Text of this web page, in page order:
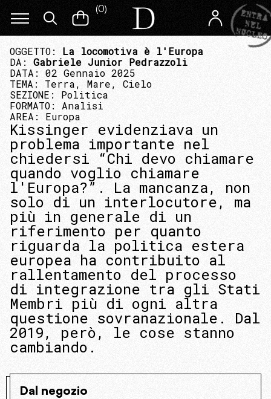
(0)
OGGETTO: La locomotiva è l'Europa
DA: Gabriele Junior Pedrazzoli
DATA: 02 Gennaio 2025
TEMA: Terra, Mare, Cielo
SEZIONE: Politica
FORMATO: Analisi
AREA: Europa
Kissinger evidenziava un
problema importante nel
chiedersi “Chi devo chiamare
quando voglio chiamare
l'Europa?”. La mancanza, non
solo di un interlocutore, ma
più in generale di un
riferimento per quanto
riguarda la politica estera
europea ha contribuito al
rallentamento del processo
di integrazione tra gli Stati
Membri più di ogni altra
questione sovranazionale. Dal
2019, però, le cose stanno
cambiando.
Dal negozio